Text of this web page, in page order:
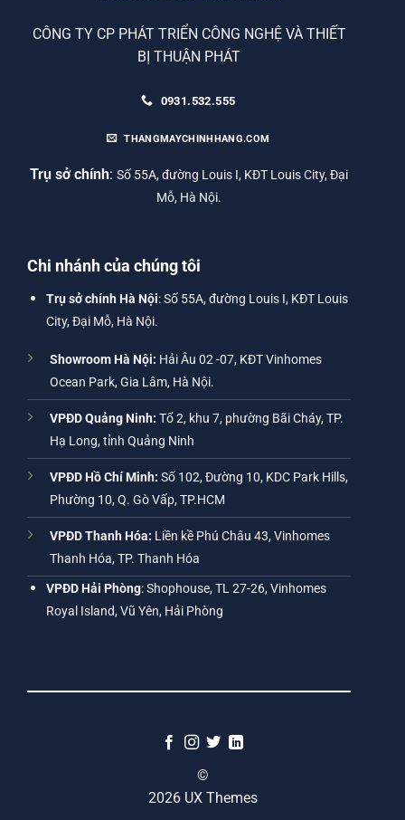
CÔNG TY CP PHÁT TRIỂN CÔNG NGHỆ VÀ THIẾT
BỊ THUẬN PHÁT
0931.532.555
THANGMAYCHINHHANG.COM
Trụ sở chính: Số 55A, đường Louis I, KĐT Louis City, Đại
Mỗ, Hà Nội.
Chi nhánh của chúng tôi
Trụ sở chính Hà Nội: Số 55A, đường Louis I, KĐT Louis
City, Đại Mỗ, Hà Nội.
Showroom Hà Nội: Hải Âu 02 -07, KĐT Vinhomes
Ocean Park, Gia Lâm, Hà Nội.
VPĐD Quảng Ninh: Tổ 2, khu 7, phường Bãi Cháy, TP.
Hạ Long, tỉnh Quảng Ninh
VPĐD Hồ Chí Minh: Số 102, Đường 10, KDC Park Hills,
Phường 10, Q. Gò Vấp, TP.HCM
VPĐD Thanh Hóa: Liền kề Phú Châu 43, Vinhomes
Thanh Hóa, TP. Thanh Hóa
VPĐD Hải Phòng: Shophouse, TL 27-26, Vinhomes
Royal Island, Vũ Yên, Hải Phòng
©
2026 UX Themes